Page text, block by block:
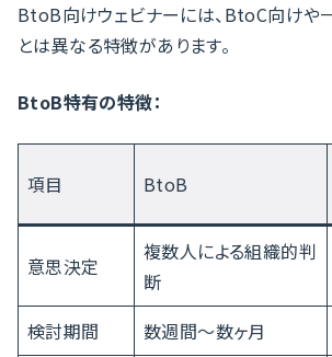
BtoB向けウェビナーには、BtoC向けや
とは異なる特徴があります。
BtoB特有の特徴：
項目 BtoB
意思決定
複数人による組織的判
断
検討期間 数週間〜数ヶ月